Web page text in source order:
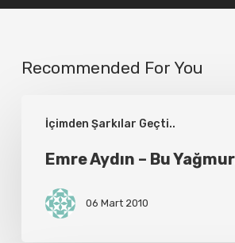
Recommended For You
İçimden Şarkılar Geçti..
Aydın
Yağmurlar
Emre Aydın – Bu
06 Mart 2010